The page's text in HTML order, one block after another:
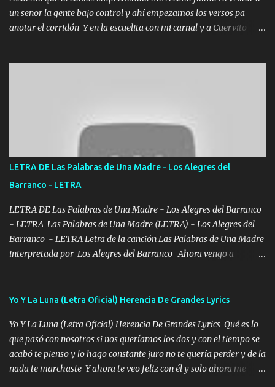
un señor la gente bajo control y ahí empezamos los versos pa
anotar el corridón Y en la escuelita con mi carnal y a Cuervito
verde se le extraña pa que sepan Aquí Pura GENTE DE LA RANA 🐸
POR CLAVE ES EL CALI 4 EN LA CIUDAD TIJUANA Música Al
tirante andamos mi carnal atento a cualquier necesidad no porque
se ve limpio el camino nos confiamos al andar y nunca con la
misma piedra me vuelvo a tropezar Cuando ando de enamorado
en corto me tiró a per...
LETRA DE Las Palabras de Una Madre - Los Alegres del
Barranco - LETRA
LETRA DE Las Palabras de Una Madre - Los Alegres del Barranco
- LETRA Las Palabras de Una Madre (LETRA) - Los Alegres del
Barranco - LETRA Letra de la canción Las Palabras de Una Madre
interpretada por Los Alegres del Barranco Ahora vengo a
viento a su hijo y aunque ahora ya este con Dios el destino así lo
seguiré esperando hasta volvernos a vernos El recuerdo que yo
tengo de mi mente no se va, en mi corazón me llevo lo mismo que
tu papá, a veces me pongo triste porque no puedo mirarte, mas se
que tu me escuchas porque tu eres mi gran ángel, El desespero me
Yo Y La Luna (Letra Oficial) Herencia De Grandes Lyrics
Yo Y La Luna (Letra Oficial) Herencia De Grandes Lyrics Qué es lo
que pasó con nosotros si nos queríamos los dos y con el tiempo se
acabó te pienso y lo hago constante juro no te quería perder y de la
nada te marchaste Y ahora te veo feliz con él y solo ahora me